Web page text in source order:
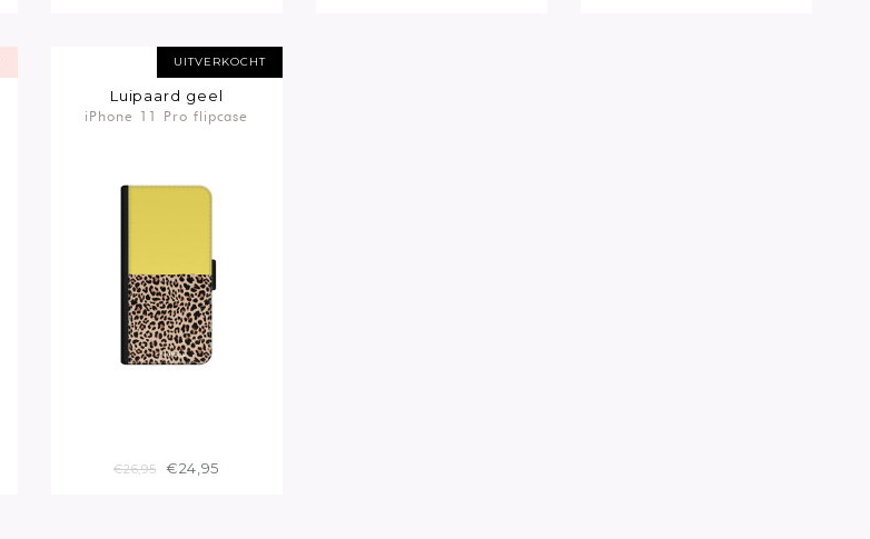
UITVERKOCHT
Luipaard geel
iPhone 11 Pro flipcase
€26,95 €24,95